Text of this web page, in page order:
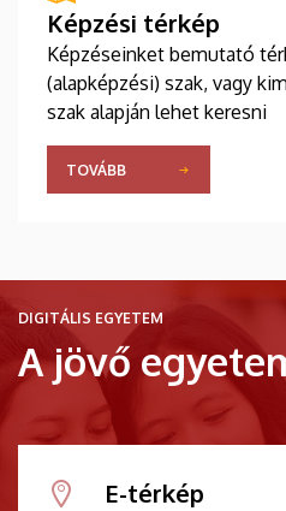
Képzési térkép
Képzéseinket bemutató
(alapképzési) szak, vagy
szak alapján lehet keresni
TOVÁBB
DIGITÁLIS EGYETEM
A jövő
E-térkép